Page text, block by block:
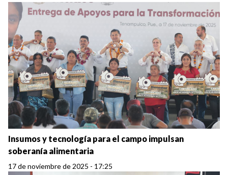
Insumos y tecnología para el campo impulsan
soberanía alimentaria
17 de noviembre de 2025 - 17:25